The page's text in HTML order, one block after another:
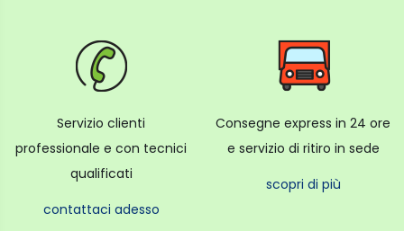
Servizio clienti
professionale e con tecnici
qualificati
contattaci adesso
Consegne express in 24 ore
e servizio di ritiro in sede
scopri di più